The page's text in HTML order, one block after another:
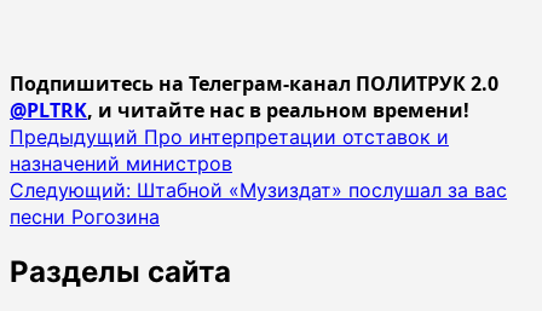
Подпишитесь на Телеграм-канал ПОЛИТРУК 2.0
@PLTRK, и читайте нас в реальном времени!
Навигация
записи
Предыдущий Про интерпретации отставок и
назначений министров
Следующий: Штабной «Музиздат» послушал за вас
песни Рогозина
Разделы сайта